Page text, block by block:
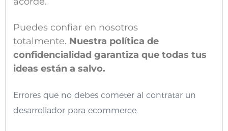
Puedes confiar en nosotros
totalmente. Nuestra política de
confidencialidad garantiza que todas tus
ideas están a salvo.
Errores que no debes cometer al contratar un
desarrollador para ecommerce